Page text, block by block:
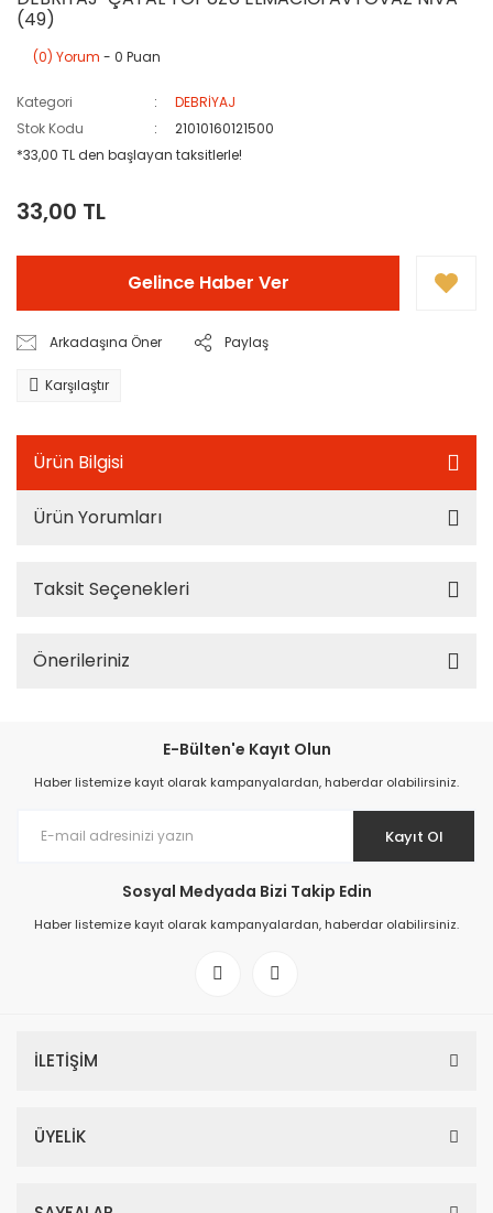
(49)
(0) Yorum - 0 Puan
Kategori
DEBRİYAJ
Stok Kodu
21010160121500
*33,00 TL den başlayan taksitlerle!
33,00 TL
Gelince Haber Ver
Arkadaşına Öner Paylaş
Karşılaştır
Ürün Bilgisi
Ürün Yorumları
Taksit Seçenekleri
Önerileriniz
E-Bülten'e Kayıt Olun
Haber listemize kayıt olarak kampanyalardan, haberdar olabilirsiniz.
Kayıt Ol
Sosyal Medyada Bizi Takip Edin
Haber listemize kayıt olarak kampanyalardan, haberdar olabilirsiniz.
İLETİŞİM
ÜYELİK